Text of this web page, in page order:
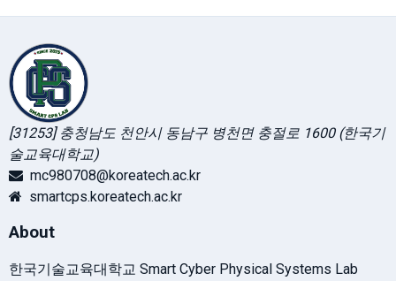
[31253] 충청남도 천안시 동남구 병천면 충절로 1600 (한국기
술교육대학교)
mc980708@koreatech.ac.kr
smartcps.koreatech.ac.kr
About
한국기술교육대학교 Smart Cyber Physical Systems Lab